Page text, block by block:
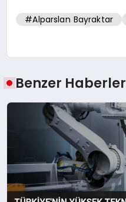
#Alparslan Bayraktar
Benzer Haberler